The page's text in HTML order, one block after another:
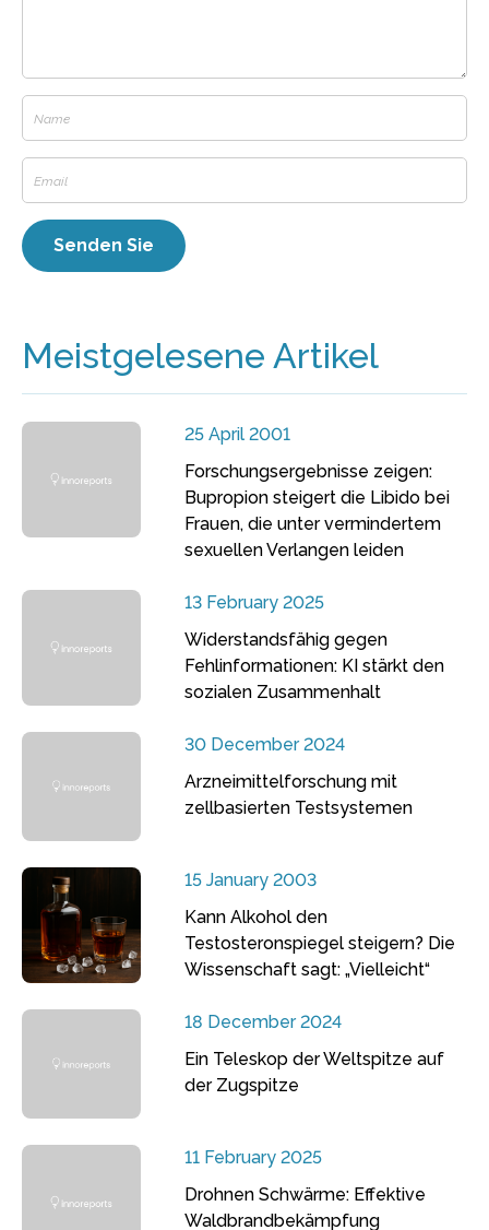
Meistgelesene Artikel
25 April 2001
Forschungsergebnisse zeigen:
Bupropion steigert die Libido bei
Frauen, die unter vermindertem
sexuellen Verlangen leiden
13 February 2025
Widerstandsfähig gegen
Fehlinformationen: KI stärkt den
sozialen Zusammenhalt
30 December 2024
Arzneimittelforschung mit
zellbasierten Testsystemen
15 January 2003
Kann Alkohol den
Testosteronspiegel steigern? Die
Wissenschaft sagt: „Vielleicht“
18 December 2024
Ein Teleskop der Weltspitze auf
der Zugspitze
11 February 2025
Drohnen Schwärme: Effektive
Waldbrandbekämpfung